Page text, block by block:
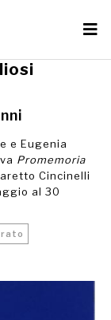
e Eugenia
Promemoria
Cincinelli
al 30